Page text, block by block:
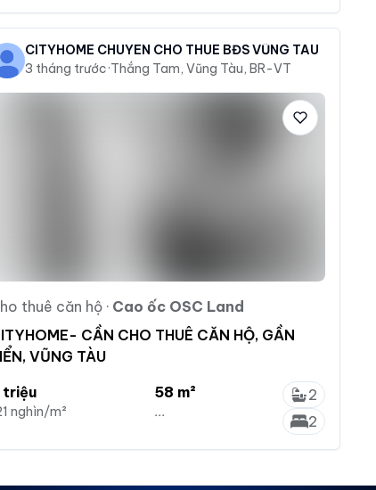
CITYHOME CHUYÊN CHO THUÊ BĐS VŨNG TÀU
3 tháng trước·Thắng Tam, Vũng Tàu, BR-VT
thuê căn hộ · Cao ốc OSC Land
CẦN CHO THUÊ CĂN HỘ, GẦN
VŨNG TÀU
triệu
nghìn/m²
58 m²
...
2
2